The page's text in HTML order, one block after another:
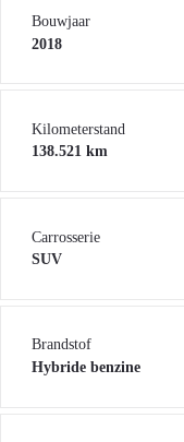
Bouwjaar
2018
Kilometerstand
138.521 km
Carrosserie
SUV
Brandstof
Hybride benzine